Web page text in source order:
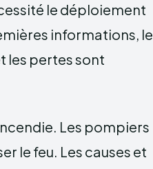
le déploiement
informations, le
les pertes sont
Les pompiers
le feu. Les causes et